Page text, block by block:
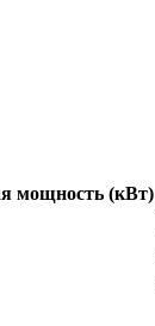
мощность (кВт)